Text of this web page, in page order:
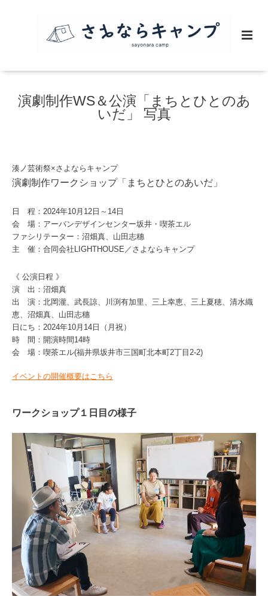
演劇制作WS＆公演「まちとひとのあ
いだ」 写真
湊ノ芸術祭×さよならキャンプ
演劇制作ワークショップ 「まちとひとのあいだ」
日 程：2024年10月12日～14日
会 場：アーバンデザインセンター坂井・喫茶エル
ファシリテーター：沼畑真、山田志穗
主 催：合同会社LIGHTHOUSE／さよならキャンプ
《 公演日程 》
演 出：沼畑真
出 演：北岡瀧、武長諒、川渕有加里、三上幸恵、三上夏穂、清水織
恵、沼畑真、山田志穗
日にち：2024年10月14日（月祝）
時 間：開演時間14時
会 場：喫茶エル(福井県坂井市三国町北本町2丁目2-2)
イベントの開催概要はこちら
ワークショップ１日目の様子